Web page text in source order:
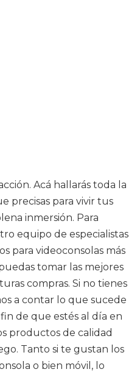
Acá hallarás toda la
precisas para vivir tus
inmersión. Para
equipo de especialistas
para videoconsolas más
tomar las mejores
compras. Si no tienes
a contar lo que sucede
de que estés al día en
productos de calidad
Tanto si te gustan los
o bien móvil, lo